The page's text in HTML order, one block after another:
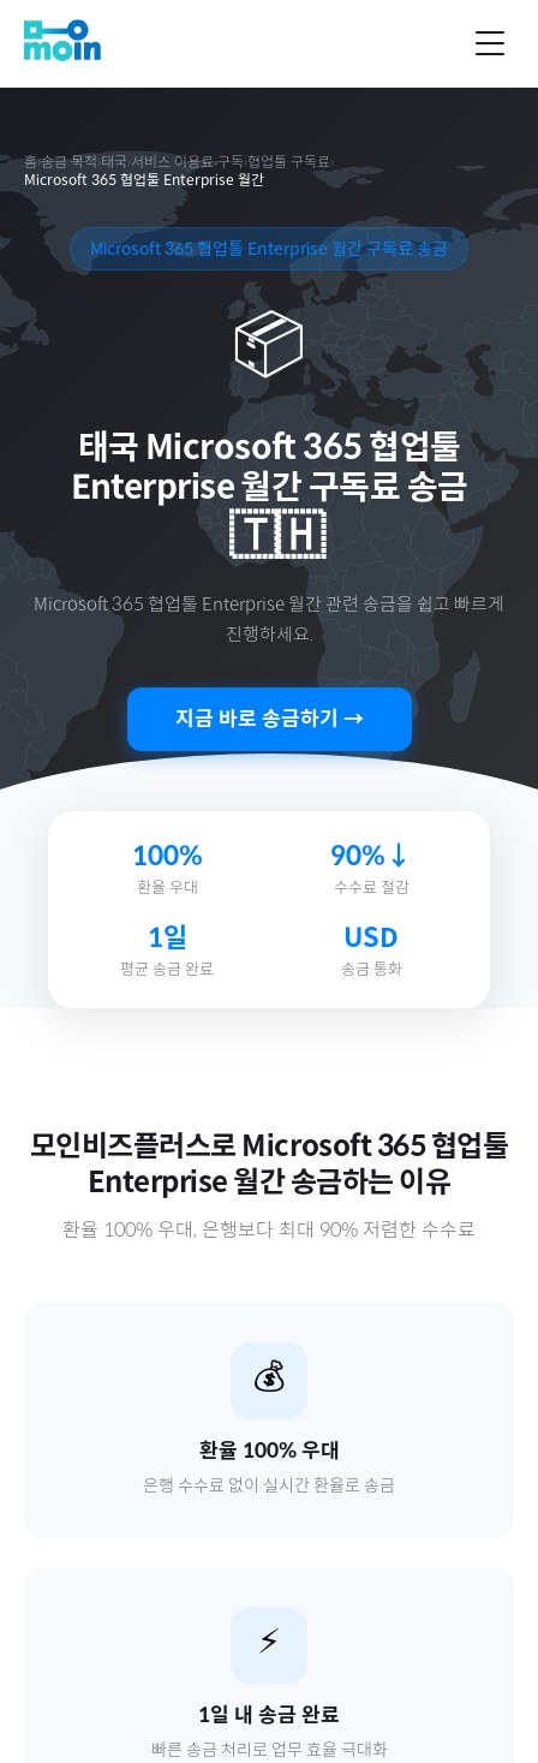
홈›송금 목적›태국›서비스 이용료›구독›협업툴 구독료›
Microsoft 365 협업툴 Enterprise 월간
Microsoft 365 협업툴 Enterprise 월간 구독료 송금
📦
태국 Microsoft 365 협업툴
Enterprise 월간 구독료 송금
🇹🇭
Microsoft 365 협업툴 Enterprise 월간 관련 송금을 쉽고 빠르게
진행하세요.
지금 바로 송금하기 →
100%
환율 우대
90%↓
수수료 절감
1일
평균 송금 완료
USD
송금 통화
모인비즈플러스로 Microsoft 365 협업툴
Enterprise 월간송금하는 이유
환율 100% 우대, 은행보다 최대 90% 저렴한 수수료
💰
환율 100% 우대
은행 수수료 없이 실시간 환율로 송금
⚡
1일 내 송금 완료
빠른 송금 처리로 업무 효율 극대화